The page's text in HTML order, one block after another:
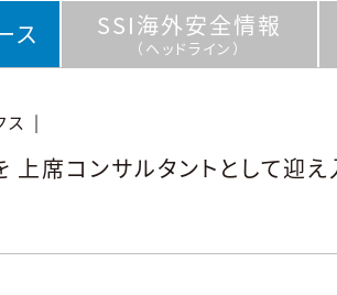
ス SSI海外安全情報
（ヘッドライン）
ス |
上席コンサルタントとして迎